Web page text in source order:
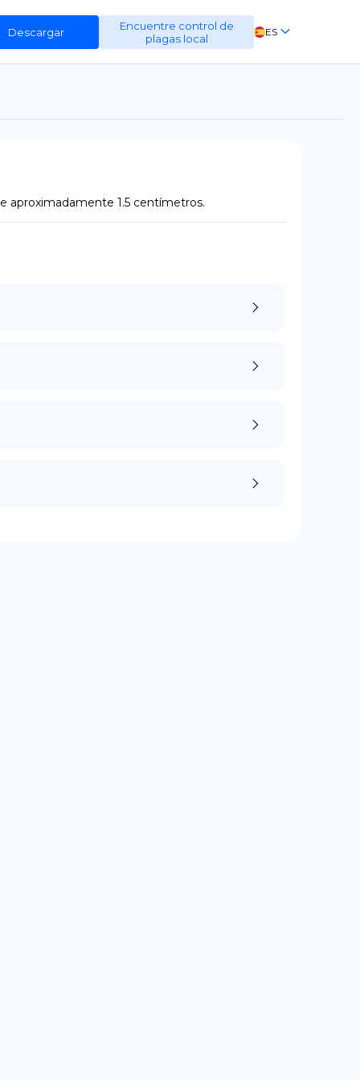
Descargar
Encuentre control de
plagas local
ES
EN
aproximadamente 1.5 centímetros.